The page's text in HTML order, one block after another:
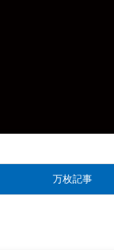
万枚記事